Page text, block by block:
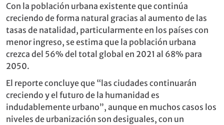
Con la población urbana existente que continúa
creciendo de forma natural gracias al aumento de las
tasas de natalidad, particularmente en los países con
menor ingreso, se estima que la población urbana
crezca del 56% del total global en 2021 al 68% para
2050.
El reporte concluye que “las ciudades continuarán
creciendo y el futuro de la humanidad es
indudablemente urbano”, aunque en muchos casos los
niveles de urbanización son desiguales, con un